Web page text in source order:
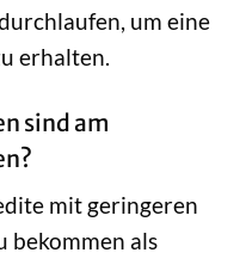
um eine
erhalten.
sind am
mit geringeren
bekommen als